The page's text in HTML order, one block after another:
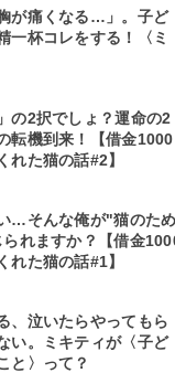
が痛くなる…」。子ど
一杯コレをする！〈ミ
の2択でしょ？運命の2
転機到来！【借金1000
れた猫の話#2】
…そんな俺が"猫のた
れますか？【借金
れた猫の話#1】
、泣いたらやってもら
い。ミキティが〈子ど
と〉って？